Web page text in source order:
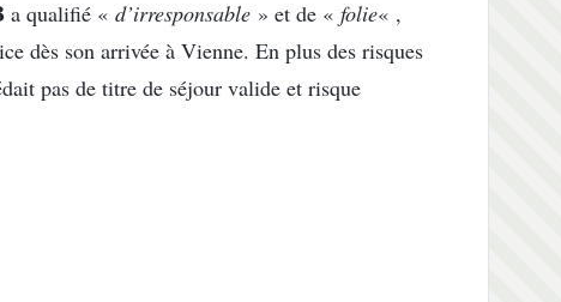
a qualifié « d’irresponsable » et de « folie« ,
dès son arrivée à Vienne. En plus des risques
pas de titre de séjour valide et risque